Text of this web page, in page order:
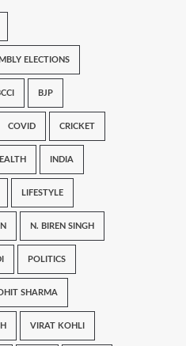
ELECTIONS
BJP
COVID CRICKET
INDIA
LIFESTYLE
N. BIREN SINGH
POLITICS
SHARMA
VIRAT KOHLI